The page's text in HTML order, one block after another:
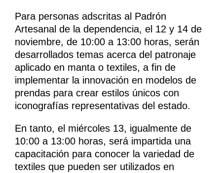
Para personas adscritas al Padrón
Artesanal de la dependencia, el 12 y 14 de
noviembre, de 10:00 a 13:00 horas, serán
desarrollados temas acerca del patronaje
aplicado en manta o textiles, a fin de
implementar la innovación en modelos de
prendas para crear estilos únicos con
iconografías representativas del estado.
En tanto, el miércoles 13, igualmente de
10:00 a 13:00 horas, será impartida una
capacitación para conocer la variedad de
textiles que pueden ser utilizados en